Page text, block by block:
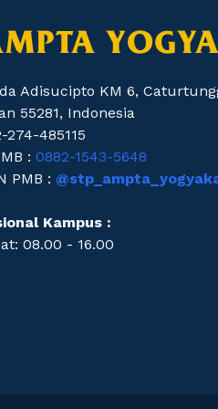
Adisucipto KM 6,
55281, Indonesia
274-485115
: 0882-1543-5648
PMB :
Kampus :
08.00 - 16.00